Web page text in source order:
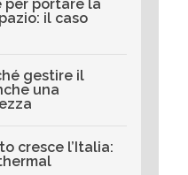
per portare la
il caso
gestire il
una
cresce l’Italia: